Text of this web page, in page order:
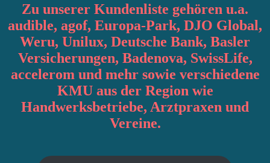
Zu unserer Kundenliste gehören u.a.
audible, agof, Europa-Park, DJO Global,
Weru, Unilux, Deutsche Bank, Basler
Versicherungen, Badenova, SwissLife,
accelerom und mehr sowie verschiedene
KMU aus der Region wie
Handwerksbetriebe, Arztpraxen und
Vereine.